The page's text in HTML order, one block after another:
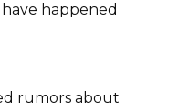
happened
rumors about